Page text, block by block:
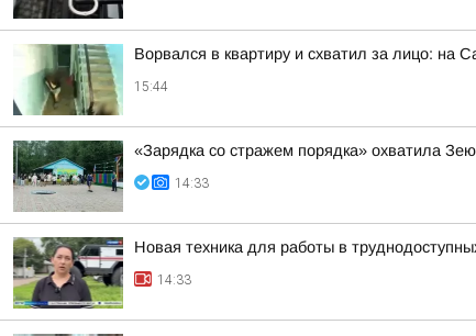
Ворвался в квартиру и схватил за лицо: на
15:44
«Зарядка со стражем порядка» охватила
14:33
Новая техника для работы в
14:33